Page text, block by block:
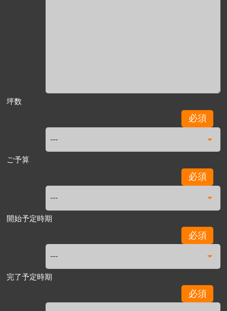
坪数
必須
ご予算
必須
開始予定時期
必須
完了予定時期
必須